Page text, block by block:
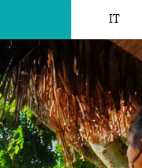
IT